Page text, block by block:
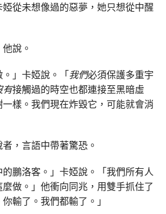
從未想像過的惡夢，她只想從中醒
他說。
。」卡婭說。「我們必須保護多重宇
有接觸過的時空也都連接至黑暗虛
樣。我們現在炸毀它，可能就會消
者，言語中帶著驚恐。
的鵬洛客。」卡婭說。「我們所有人
做。」他衝向同兆，用雙手抓住了
輸了。我們都輸了。」